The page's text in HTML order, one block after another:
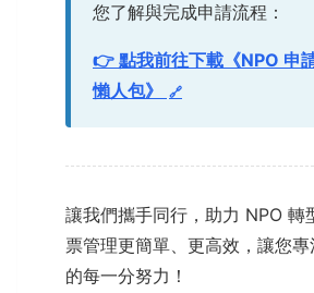
您了解與完成申請流程：
👉 點我前往下載《NPO 申
懶人包》
讓我們攜手同行，助力 NPO 轉
票管理更簡單、更高效，讓您
的每一分努力！